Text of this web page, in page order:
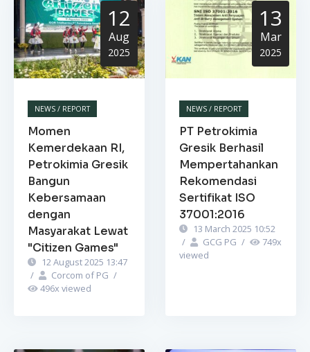
12
Aug
2025
NEWS / REPORT
Momen
Kemerdekaan RI,
Petrokimia Gresik
Bangun
Kebersamaan
dengan
Masyarakat Lewat
"Citizen Games"
12 August 2025 13:47
/
Corcom of PG /
496x viewed
13
Mar
2025
NEWS / REPORT
PT Petrokimia
Gresik Berhasil
Mempertahankan
Rekomendasi
Sertifikat ISO
37001:2016
13 March 2025 10:52
/
GCG PG / 749x
viewed